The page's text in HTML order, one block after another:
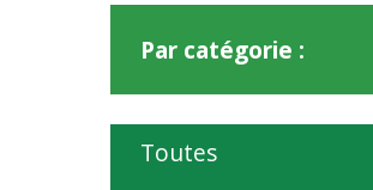
Par catégorie :
Toutes